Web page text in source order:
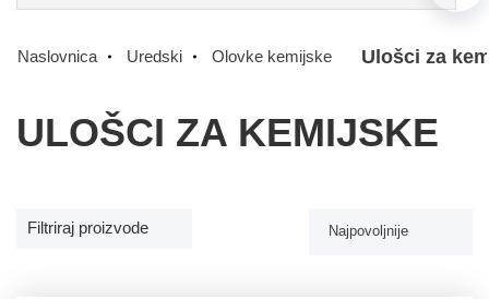
Naslovnica Uredski Olovke kemijske Ulošci za
ULOŠCI ZA KEMIJSKE
Filtriraj proizvode